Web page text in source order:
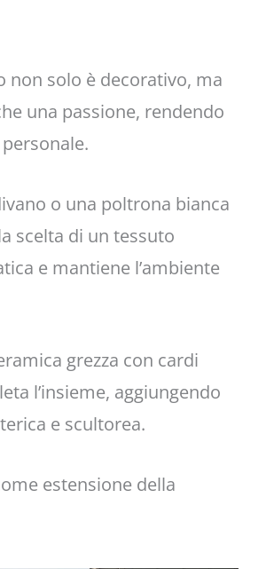
non solo è decorativo, ma
una passione, rendendo
o una poltrona bianca
scelta di un tessuto
e mantiene l’ambiente
grezza con cardi
l’insieme, aggiungendo
e scultorea.
estensione della